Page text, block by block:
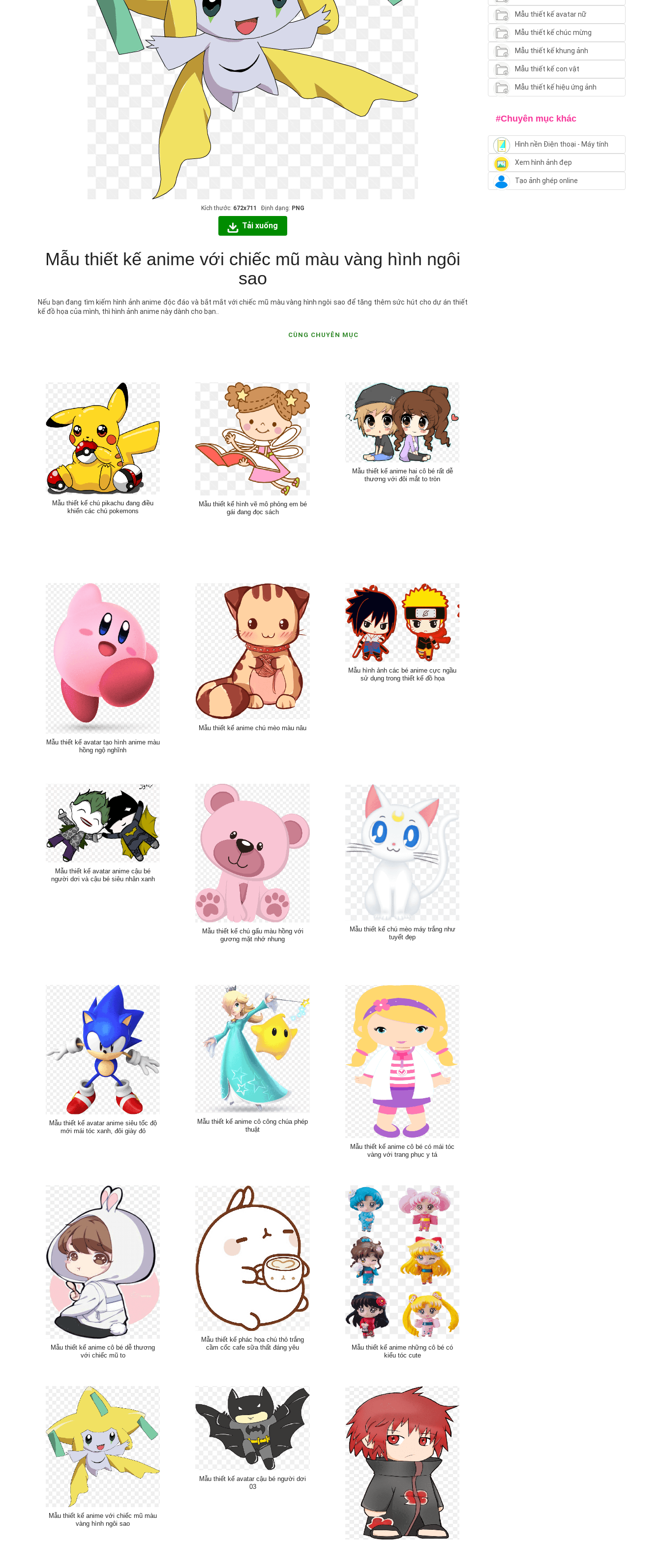
Kích thước: 672x711 Định dạng: PNG
Tải xuống
Mẫu thiết kế anime với chiếc mũ màu vàng hình ngôi
sao
Nếu bạn đang tìm kiếm hình ảnh anime độc đáo và bắt mắt với chiếc mũ màu vàng hình ngôi sao để tăng thêm sức hút cho dự án thiết
kế đồ họa của mình, thì hình ảnh anime này dành cho bạn..
CÙNG CHUYÊN MỤC
Mẫu thiết kế chú pikachu đang điều
khiển các chú pokemons
Mẫu thiết kế hình vẽ mô phỏng em bé
gái đang đọc sách
Mẫu thiết kế anime hai cô bé rất dễ
thương với đôi mắt to tròn
Mẫu thiết kế avatar tạo hình anime màu
hồng ngộ nghĩnh
Mẫu thiết kế anime chú mèo màu nâu
Mẫu hình ảnh các bé anime cực ngầu
sử dụng trong thiết kế đồ họa
Mẫu thiết kế avatar anime cậu bé
người dơi và cậu bé siêu nhân xanh
Mẫu thiết kế chú gấu màu hồng với
gương mặt nhớ nhung
Mẫu thiết kế chú mèo máy trắng như
tuyết đẹp
Mẫu thiết kế avatar anime siêu tốc độ
mới mái tóc xanh, đôi giày đỏ
Mẫu thiết kế anime cô công chúa phép
thuật
Mẫu thiết kế anime cô bé có mái tóc
vàng với trang phục y tá
Mẫu thiết kế anime cô bé dễ thương
với chiếc mũ to
Mẫu thiết kế phác họa chú thỏ trắng
cầm cốc cafe sữa thất đáng yêu
Mẫu thiết kế anime những cô bé có
kiểu tóc cute
Mẫu thiết kế anime với chiếc mũ màu
vàng hình ngôi sao
Mẫu thiết kế avatar cậu bé người dơi
03
Mẫu thiết kế avatar nữ
Mẫu thiết kế chúc mừng
Mẫu thiết kế khung ảnh
Mẫu thiết kế con vật
Mẫu thiết kế hiệu ứng ảnh
#Chuyên mục khác
Hình nền Điện thoại - Máy tính
Xem hình ảnh đẹp
Tạo ảnh ghép online